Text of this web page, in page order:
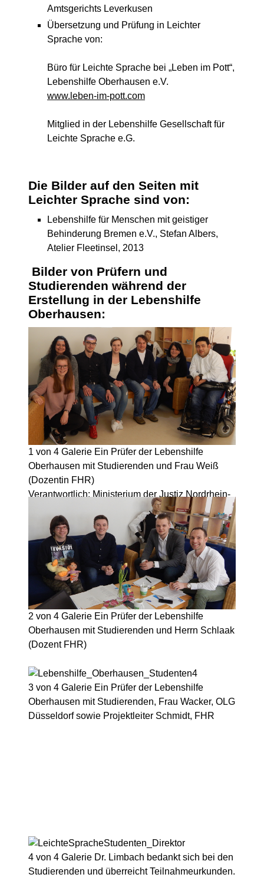
Amtsgerichts Leverkusen
Übersetzung und Prüfung in Leichter
Sprache von:
Büro für Leichte Sprache bei „Leben im Pott“,
Lebenshilfe Oberhausen e.V.
www.leben-im-pott.com
Mitglied in der Lebenshilfe Gesellschaft für
Leichte Sprache e.G.
Die Bilder auf den Seiten mit
Leichter Sprache sind von:
Lebenshilfe für Menschen mit geistiger
Behinderung Bremen e.V., Stefan Albers,
Atelier Fleetinsel, 2013
Bilder von Prüfern und
Studierenden während der
Erstellung in der Lebenshilfe
Oberhausen:
1 von 4 Galerie Ein Prüfer der Lebenshilfe
Oberhausen mit Studierenden und Frau Weiß
(Dozentin FHR)
2 von 4 Galerie Ein Prüfer der Lebenshilfe
Oberhausen mit Studierenden und Herrn Schlaak
(Dozent FHR)
3 von 4 Galerie Ein Prüfer der Lebenshilfe
Oberhausen mit Studierenden, Frau Wacker, OLG
Düsseldorf sowie Projektleiter Schmidt, FHR
4 von 4 Galerie Dr. Limbach bedankt sich bei den
Studierenden und überreicht Teilnahmeurkunden.
Verantwortlich: Ministerium der Justiz Nordrhein-
© Der Direktor des Amtsgerichts Werl, 2026